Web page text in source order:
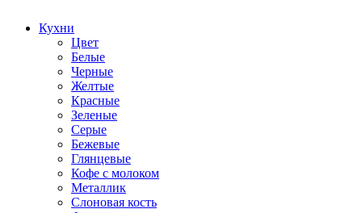
Кухни
Цвет
Белые
Черные
Желтые
Красные
Зеленые
Серые
Бежевые
Глянцевые
Кофе с молоком
Металлик
Слоновая кость